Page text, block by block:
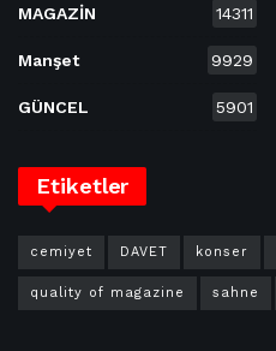
MAGAZİN 14311
Manşet 9929
GÜNCEL 5901
Etiketler
cemiyet DAVET konser
quality of magazine sahne